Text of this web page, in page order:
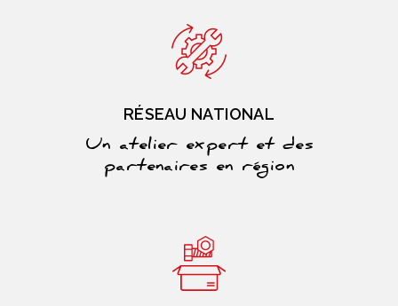
RÉSEAU NATIONAL
Un atelier expert et des
partenaires en région